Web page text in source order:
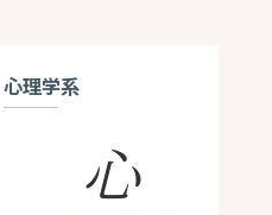
心理学系
心